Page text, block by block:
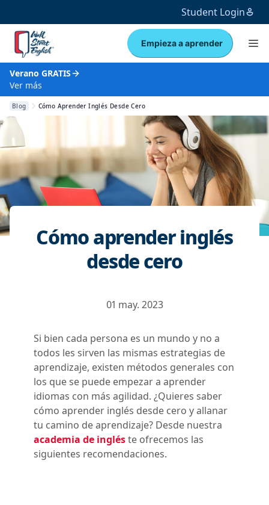
Student Login
Empieza a aprender
Verano GRATIS
Ver más
Blog Cómo Aprender Inglés Desde Cero
Cómo aprender inglés
desde cero
01 may. 2023
Si bien cada persona es un mundo y no a
todos les sirven las mismas estrategias de
aprendizaje, existen métodos generales con
los que se puede empezar a aprender
idiomas con más agilidad. ¿Quieres saber
cómo aprender inglés desde cero y allanar
tu camino de aprendizaje? Desde nuestra
academia de ingléste ofrecemos las
siguientes recomendaciones.